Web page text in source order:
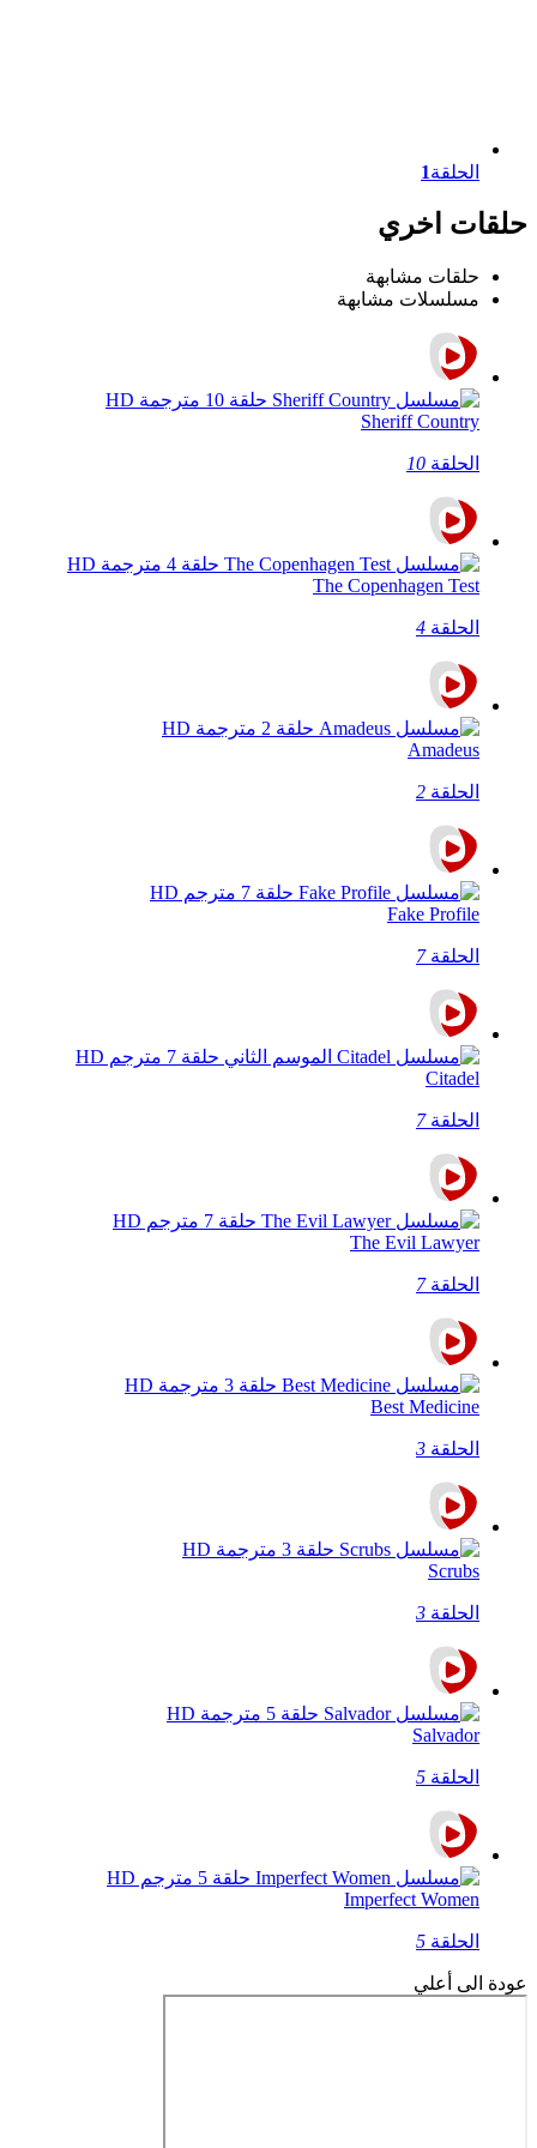
الحلقة1
حلقات اخري
حلقات مشابهة
مسلسلات مشابهة
Sheriff Country
الحلقة 10
The Copenhagen Test
الحلقة 4
Amadeus
الحلقة 2
Fake Profile
الحلقة7
Citadel
الحلقة7
The Evil Lawyer
الحلقة7
Best Medicine
الحلقة 3
Scrubs
الحلقة 3
Salvador
الحلقة 5
Imperfect Women
الحلقة 5
عودة الى أعلي